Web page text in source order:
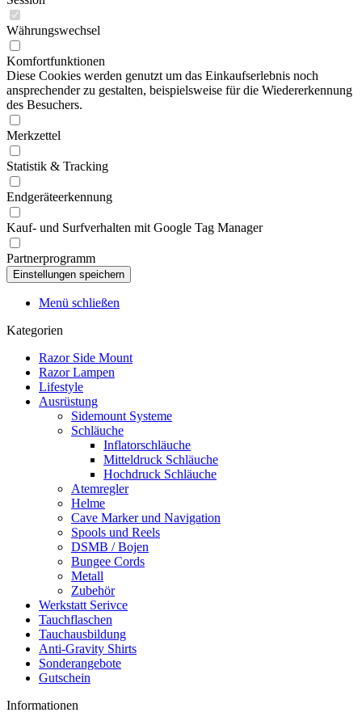
Währungswechsel
Komfortfunktionen
Diese Cookies werden genutzt um das Einkaufserlebnis noch
ansprechender zu gestalten, beispielsweise für die Wiedererkennung
des Besuchers.
Merkzettel
Statistik & Tracking
Endgeräteerkennung
Kauf- und Surfverhalten mit Google Tag Manager
Partnerprogramm
Menü schließen
Kategorien
Razor Side Mount
Razor Lampen
Lifestyle
Ausrüstung
Sidemount Systeme
Schläuche
Inflatorschläuche
Mitteldruck Schläuche
Hochdruck Schläuche
Atemregler
Helme
Cave Marker und Navigation
Spools und Reels
DSMB / Bojen
Bungee Cords
Metall
Zubehör
Werkstatt Serivce
Tauchflaschen
Tauchausbildung
Anti-Gravity Shirts
Sonderangebote
Gutschein
Informationen